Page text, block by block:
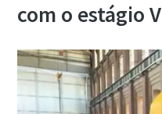
com o estágio V